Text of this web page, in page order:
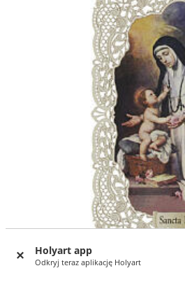
Holyart app
Odkryj teraz aplikację Holyart